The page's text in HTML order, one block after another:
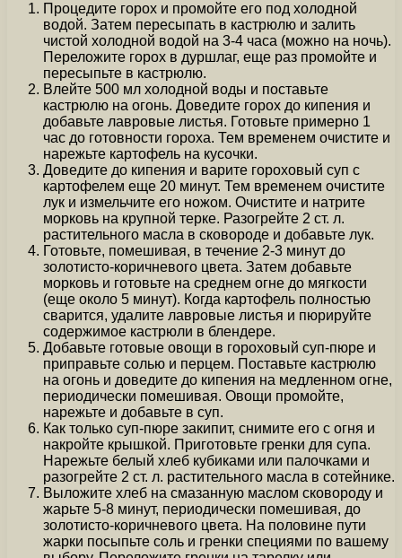
Процедите горох и промойте его под холодной
водой. Затем пересыпать в кастрюлю и залить
чистой холодной водой на 3-4 часа (можно на ночь).
Переложите горох в дуршлаг, еще раз промойте и
пересыпьте в кастрюлю.
Влейте 500 мл холодной воды и поставьте
кастрюлю на огонь. Доведите горох до кипения и
добавьте лавровые листья. Готовьте примерно 1
час до готовности гороха. Тем временем очистите и
нарежьте картофель на кусочки.
Доведите до кипения и варите гороховый суп с
картофелем еще 20 минут. Тем временем очистите
лук и измельчите его ножом. Очистите и натрите
морковь на крупной терке. Разогрейте 2 ст. л.
растительного масла в сковороде и добавьте лук.
Готовьте, помешивая, в течение 2-3 минут до
золотисто-коричневого цвета. Затем добавьте
морковь и готовьте на среднем огне до мягкости
(еще около 5 минут). Когда картофель полностью
сварится, удалите лавровые листья и пюрируйте
содержимое кастрюли в блендере.
Добавьте готовые овощи в гороховый суп-пюре и
приправьте солью и перцем. Поставьте кастрюлю
на огонь и доведите до кипения на медленном огне,
периодически помешивая. Овощи промойте,
нарежьте и добавьте в суп.
Как только суп-пюре закипит, снимите его с огня и
накройте крышкой. Приготовьте гренки для супа.
Нарежьте белый хлеб кубиками или палочками и
разогрейте 2 ст. л. растительного масла в сотейнике.
Выложите хлеб на смазанную маслом сковороду и
жарьте 5-8 минут, периодически помешивая, до
золотисто-коричневого цвета. На половине пути
жарки посыпьте соль и гренки специями по вашему